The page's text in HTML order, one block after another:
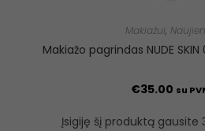
Makiažui,
Makiažo pagrindas NUDE SKIN
€35.00 su
Įsigiję šį produktą